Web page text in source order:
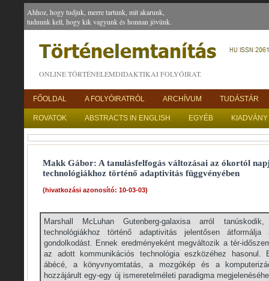
Ahhoz, hogy tudjuk, merre tartunk, mit akarunk,
tudnunk kell, hogy kik vagyunk és honnan jövünk.
ONLINE TÖRTÉNELEMDIDAKTIKAI FOLYÓIRAT.
FŐOLDAL A FOLYÓIRATRÓL ARCHÍVUM TUDÁSTÁR
ROVATOK ABSTRACTS IN ENGLISH EGYÉB
Makk Gábor: A tanulásfelfogás változásai az ókortól
technológiákhoz történő adaptivitás függvényében
(hivatkozási azonosító: 10-03-03)
Marshall McLuhan Gutenberg-galaxisa arról
technológiákhoz történő adaptivitás jelentősen
gondolkodást. Ennek eredményeként megváltozik a tér-
az adott kommunikációs technológia eszközéhez hasonul.
ábécé, a könyvnyomtatás, a mozgókép és a
hozzájárult egy-egy új ismeretelméleti paradigma